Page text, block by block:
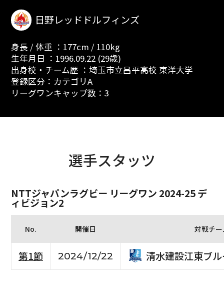
日野レッドドルフィンズ
身長 / 体重 ：177cm / 110kg
生年月日 ：1996.09.22 (29歳)
出身校・チーム歴 ：埼玉市立昌平高校 東洋大学
登録区分：カテゴリA
リーグワンキャップ数：3
選手スタッツ
NTTジャパンラグビー リーグワン 2024-25 デ
ィビジョン2
No. 開催日 対戦チ
第1節 2024/12/22 清水建設江東ブ